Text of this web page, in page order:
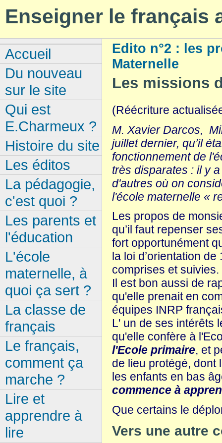
Enseigner le français
Edito n°2 : les
Maternelle
Les missions
(Réécriture
M. Xavier Darcos,
juillet dernier, qu’il
fonctionnement de
très disparates : il y
d'autres où on
l'école maternelle «
Les propos de
qu’il faut repenser
fort opportunément
la loi d’orientation
comprises et suivies.
Il est bon aussi de
qu'elle prenait en
équipes INRP
L' un de ses intérêts
qu'elle confère à
l'Ecole primaire, et
de lieu protégé, dont
les enfants en bas
commence à
Que certains le
Vers une autre
Accueil
Du nouveau
sur le site
Qui est
E.Charmeux ?
Histoire du site
Les éditos
La pédagogie,
c'est quoi ?
Les parents et
l'éducation
L'école
maternelle, à
quoi ça sert ?
La classe de
français
Le français,
comment ça
marche ?
Lire et
apprendre à
lire